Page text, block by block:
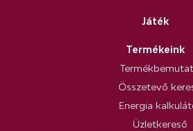
Játék
Termékeink
Összetevő
Energia
Üzletkereső